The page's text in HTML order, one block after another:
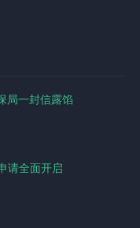
局一封信露馅
请全面开启